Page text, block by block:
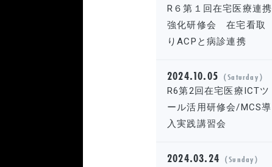
R６第１回在宅医療連携
強化研修会 在宅看取
りACPと病診連携
2024.10.05 （Saturday）
R6第2回在宅医療ICTツ
ール活用研修会/MCS導
入実践講習会
2024.03.24 （Sunday）